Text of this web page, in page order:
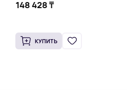
148 428 ₸
КУПИТЬ